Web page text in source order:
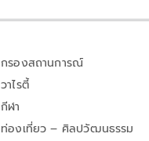
กรองสถานการณ์
วาไรตี้
กีฬา
ท่องเที่ยว – ศิลปวัฒนธรรม